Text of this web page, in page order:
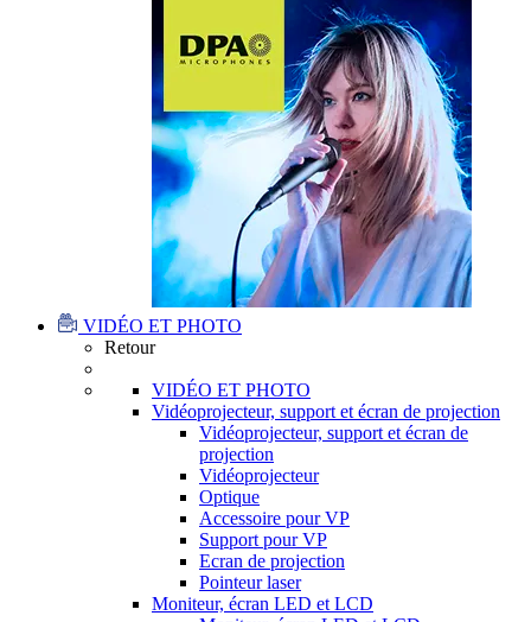
VIDÉO ET PHOTO
Retour
VIDÉO ET PHOTO
Vidéoprojecteur, support et écran de projection
Vidéoprojecteur, support et écran de
projection
Vidéoprojecteur
Optique
Accessoire pour VP
Support pour VP
Ecran de projection
Pointeur laser
Moniteur, écran LED et LCD